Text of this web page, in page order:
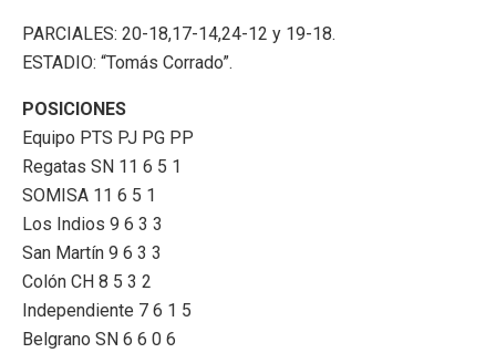
PARCIALES: 20-18,17-14,24-12 y 19-18.
ESTADIO: “Tomás Corrado”.
POSICIONES
Equipo PTS PJ PG PP
Regatas SN 11 6 5 1
SOMISA 11 6 5 1
Los Indios 9 6 3 3
San Martín 9 6 3 3
Colón CH 8 5 3 2
Independiente 7 6 1 5
Belgrano SN 6 6 0 6